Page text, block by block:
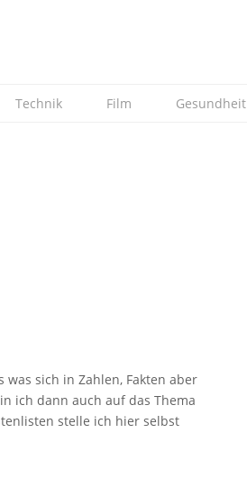
Technik Film Gesundheit
sich in Zahlen, Fakten aber
ich dann auch auf das Thema
stelle ich hier selbst